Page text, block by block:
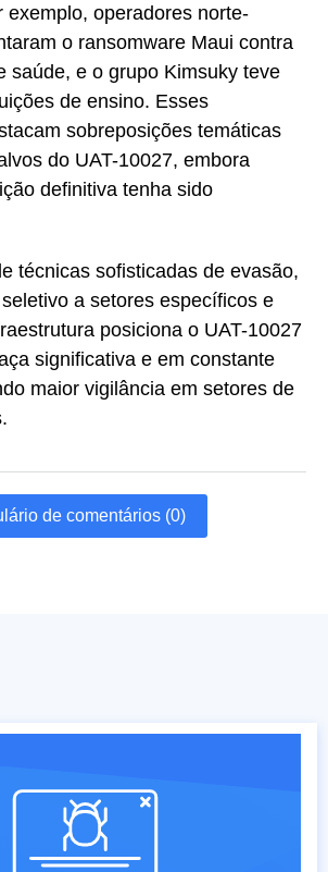
exemplo, operadores norte-
o ransomware Maui contra
saúde, e o grupo Kimsuky teve
de ensino. Esses
sobreposições temáticas
do UAT-10027, embora
definitiva tenha sido
técnicas sofisticadas de evasão,
a setores específicos e
posiciona o UAT-10027
significativa e em constante
maior vigilância em setores de
de comentários (0)